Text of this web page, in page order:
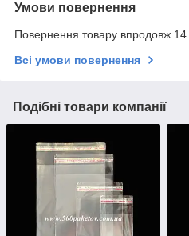
Умови повернення
Повернення товару впродовж 14
Всі умови повернення
Подібні товари компанії